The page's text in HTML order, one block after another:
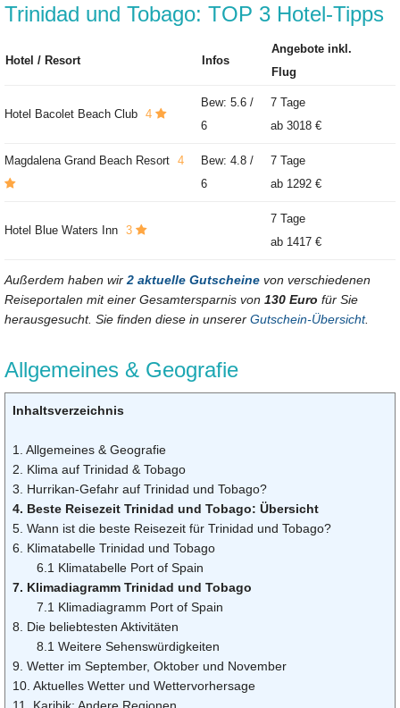
Trinidad und Tobago: TOP 3 Hotel-Tipps
Hotel / Resort Infos
Angebote inkl.
Flug
Hotel Bacolet Beach Club 4
Bew: 5.6 /
6
7 Tage
ab 3018 €
Magdalena Grand Beach Resort 4
Bew: 4.8 /
6
7 Tage
ab 1292 €
Hotel Blue Waters Inn 3
7 Tage
ab 1417 €
Außerdem haben wir 2 aktuelle Gutscheine von verschiedenen
Reiseportalen mit einer Gesamtersparnis von 130 Euro für Sie
herausgesucht. Sie finden diese in unserer Gutschein-Übersicht.
Allgemeines & Geografie
Inhaltsverzeichnis
1. Allgemeines & Geografie
2. Klima auf Trinidad & Tobago
3. Hurrikan-Gefahr auf Trinidad und Tobago?
4. Beste Reisezeit Trinidad und Tobago: Übersicht
5. Wann ist die beste Reisezeit für Trinidad und Tobago?
6. Klimatabelle Trinidad und Tobago
6.1 Klimatabelle Port of Spain
7. Klimadiagramm Trinidad und Tobago
7.1 Klimadiagramm Port of Spain
8. Die beliebtesten Aktivitäten
8.1 Weitere Sehenswürdigkeiten
9. Wetter im September, Oktober und November
10. Aktuelles Wetter und Wettervorhersage
11. Karibik: Andere Regionen